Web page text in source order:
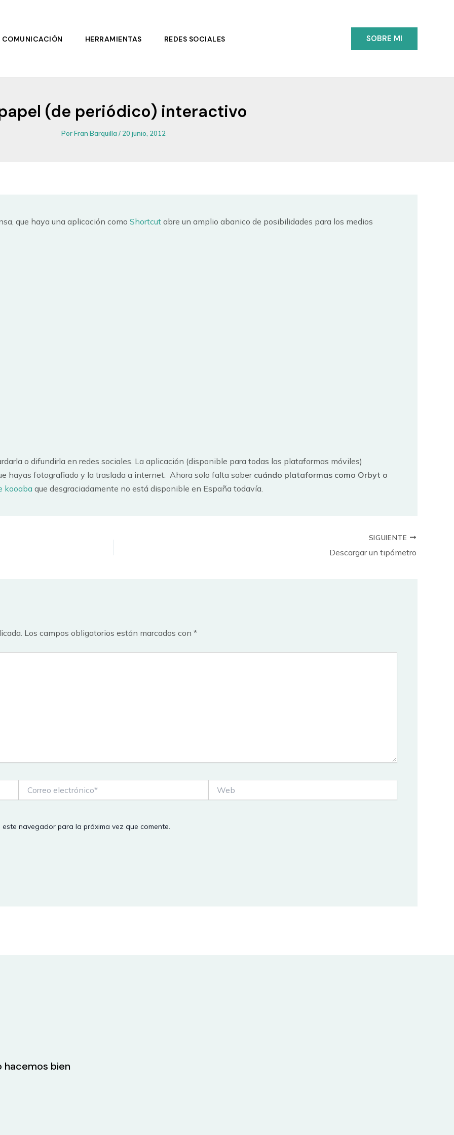
COMUNICACIÓN HERRAMIENTAS REDES SOCIALES SOBRE MI
(de periódico) interactivo
PorFran Barquilla/ 20 junio, 2012
que haya una aplicación como Shortcut abre un amplio abanico de posibilidades para los medios
o difundirla en redes sociales. La aplicación (disponible para todas las plataformas móviles)
hayas fotografiado y la traslada a internet. Ahora solo falta sabercuándo plataformas como Orbyt o
kooaba que desgraciadamente no está disponible en España todavía.
SIGUIENTE
Descargar un tipómetro
Los campos obligatorios están marcados con *
electrónico*
navegador para la próxima vez que comente.
hacemos bien